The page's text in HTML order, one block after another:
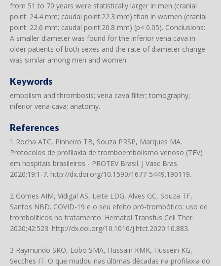
from 51 to 70 years were statistically larger in men (cranial
point: 24.4 mm; caudal point:22.3 mm) than in women (cranial
point: 22.6 mm; caudal point:20.8 mm) (p< 0.05). Conclusions:
A smaller diameter was found for the inferior vena cava in
older patients of both sexes and the rate of diameter change
was similar among men and women.
Keywords
embolism and thrombosis; vena cava filter; tomography;
inferior vena cava; anatomy.
References
1 Rocha ATC, Pinheiro TB, Souza PRSP, Marques MA.
Protocolos de profilaxia de tromboembolismo venoso (TEV)
em hospitais brasileiros - PROTEV Brasil. J Vasc Bras.
2020;19:1-7. http://dx.doi.org/10.1590/1677-5449.190119.
2 Gomes AIM, Vidigal AS, Leite LDG, Alves GC, Souza TF,
Santos NBD. COVID-19 e o seu efeito pró-trombótico: uso de
trombolíticos no tratamento. Hematol Transfus Cell Ther.
2020;42:523. http://dx.doi.org/10.1016/j.htct.2020.10.883.
3 Raymundo SRO, Lobo SMA, Hussain KMK, Hussein KG,
Secches IT. O que mudou nas últimas décadas na profilaxia do